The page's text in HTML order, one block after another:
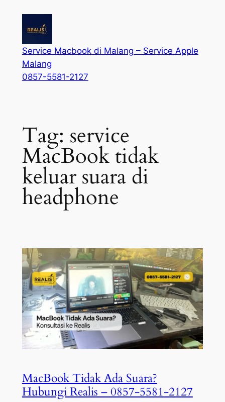
Service Macbook di Malang – Service Apple
Malang
0857-5581-2127
Tag: service
MacBook tidak
keluar suara di
headphone
MacBook Tidak Ada Suara?
Hubungi Realis – 0857-5581-2127